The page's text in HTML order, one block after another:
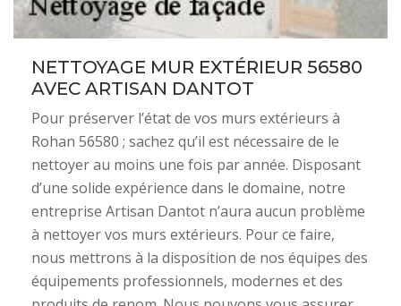
NETTOYAGE MUR EXTÉRIEUR 56580
AVEC ARTISAN DANTOT
Pour préserver l’état de vos murs extérieurs à
Rohan 56580 ; sachez qu’il est nécessaire de le
nettoyer au moins une fois par année. Disposant
d’une solide expérience dans le domaine, notre
entreprise Artisan Dantot n’aura aucun problème
à nettoyer vos murs extérieurs. Pour ce faire,
nous mettrons à la disposition de nos équipes des
équipements professionnels, modernes et des